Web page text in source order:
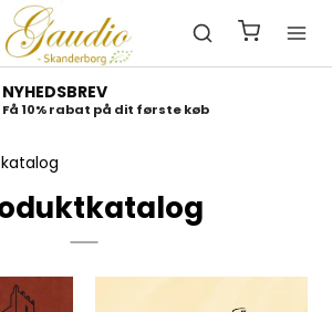
NYHEDSBREV
Få 10% rabat på dit første køb